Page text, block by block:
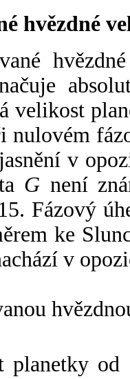
hvězdné
velikost
nulovém
v
G není
Fázový
ke
v
planetky od